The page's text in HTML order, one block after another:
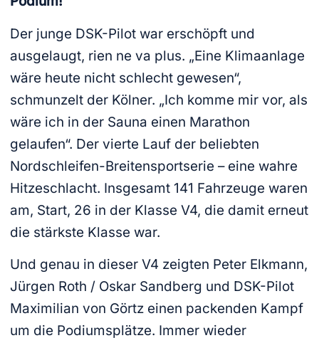
Der junge DSK-Pilot war erschöpft und
ausgelaugt, rien ne va plus. „Eine Klimaanlage
wäre heute nicht schlecht gewesen“,
schmunzelt der Kölner. „Ich komme mir vor, als
wäre ich in der Sauna einen Marathon
gelaufen“. Der vierte Lauf der beliebten
Nordschleifen-Breitensportserie – eine wahre
Hitzeschlacht. Insgesamt 141 Fahrzeuge waren
am, Start, 26 in der Klasse V4, die damit erneut
die stärkste Klasse war.
Und genau in dieser V4 zeigten Peter Elkmann,
Jürgen Roth / Oskar Sandberg und DSK-Pilot
Maximilian von Görtz einen packenden Kampf
um die Podiumsplätze. Immer wieder